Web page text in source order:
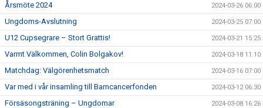
Årsmöte 2024 2024-03-26 06:00
Ungdoms-Avslutning 2024-03-25 07:00
U12 Cupsegrare – Stort Grattis! 2024-03-21 15:25
Varmt Välkommen, Colin Bolgakov! 2024-03-18 11:10
Matchdag: Välgörenhetsmatch 2024-03-16 07:00
Var med i vår insamling till Barncancerfonden 2024-03-12 06:30
Försäsongsträning – Ungdomar 2024-03-08 16:26